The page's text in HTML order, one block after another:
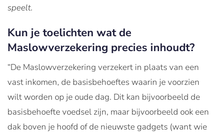
speelt.
Kun je toelichten wat de
Maslowverzekering precies inhoudt?
“De Maslowverzekering verzekert in plaats van een
vast inkomen, de basisbehoeftes waarin je voorzien
wilt worden op je oude dag. Dit kan bijvoorbeeld de
basisbehoefte voedsel zijn, maar bijvoorbeeld ook een
dak boven je hoofd of de nieuwste gadgets (want wie